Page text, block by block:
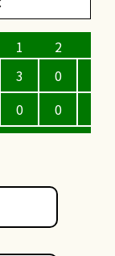
3
0
0
0